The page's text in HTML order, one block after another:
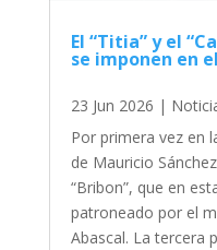
El “Titia” y el
se imponen en
23 Jun 2026 |
Por primera vez en
de Mauricio
“Bribon”, que en
patroneado por el
Abascal. La tercera